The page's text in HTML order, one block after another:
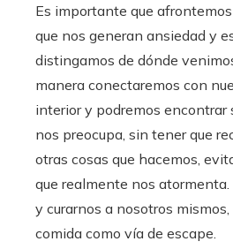
Es importante que
que nos generan ansiedad y
distingamos de dónde
manera conectaremos con
interior y podremos encontrar
nos preocupa, sin tener que
otras cosas que hacemos,
que realmente nos
y curarnos a nosotros
comida como vía de escape.